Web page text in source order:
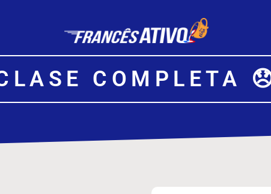
COMPLETA